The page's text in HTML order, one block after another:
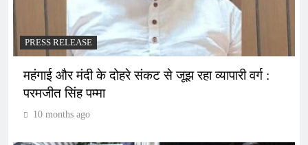
PRESS RELEASE
महंगाई और मंदी के दोहरे संकट से जूझ रहा व्यापारी वर्ग :
परमजीत सिंह पम्मा
10 months ago